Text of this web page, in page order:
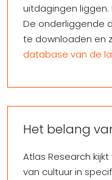
uitdagingen liggen.
De onderliggende
te downloaden en
database van de
Het belang
Atlas Research
van cultuur in